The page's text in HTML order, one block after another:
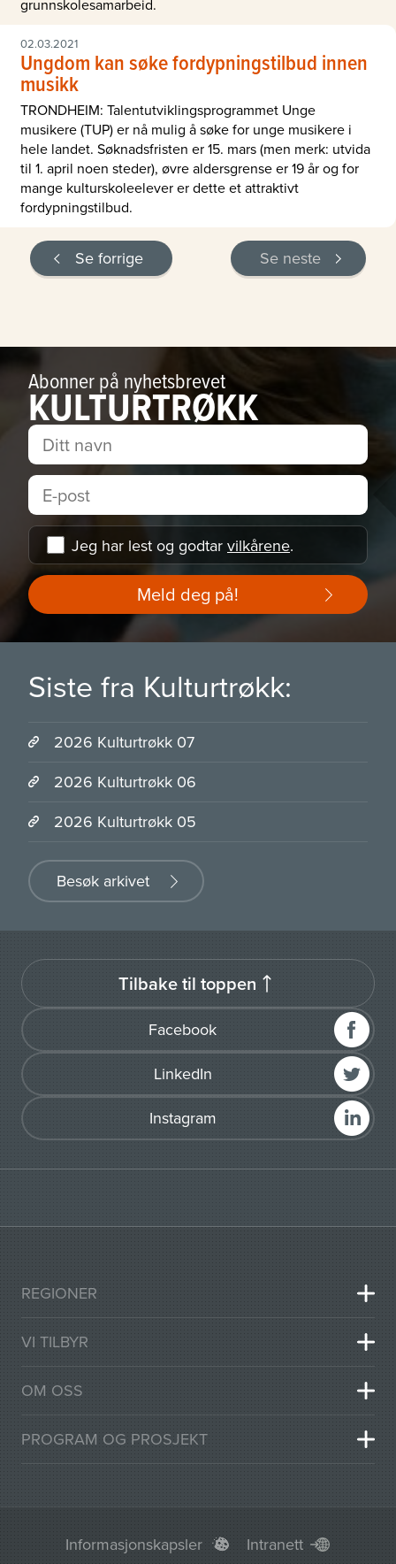
grunnskolesamarbeid.
02.03.2021
Ungdom kan søke fordypningstilbud innen
musikk
TRONDHEIM: Talentutviklingsprogrammet Unge
musikere (TUP) er nå mulig å søke for unge musikere i
hele landet. Søknadsfristen er 15. mars (men merk: utvida
til 1. april noen steder), øvre aldersgrense er 19 år og for
mange kulturskoleelever er dette et attraktivt
fordypningstilbud.
Se forrige Se neste
Abonner på nyhetsbrevet
KULTURTRØKK
Jeg har lest og godtar vilkårene.
Meld deg på!
Siste fra Kulturtrøkk:
2026 Kulturtrøkk 07
2026 Kulturtrøkk 06
2026 Kulturtrøkk 05
Besøk arkivet
Facebook
LinkedIn
Instagram
Tilbake til toppen
REGIONER
VI TILBYR
OM OSS
PROGRAM OG PROSJEKT
Informasjonskapsler Intranett